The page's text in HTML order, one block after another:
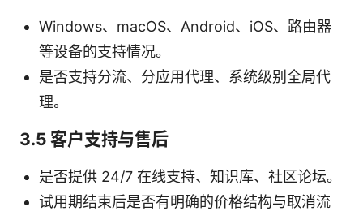
Windows、macOS、Android、iOS、路由器
等设备的支持情况。
是否支持分流、分应用代理、系统级别全局代
理。
3.5 客户支持与售后
是否提供 24/7 在线支持、知识库、社区论坛。
试用期结束后是否有明确的价格结构与取消流